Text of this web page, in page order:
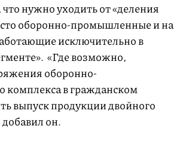
нужно уходить от «деления
оборонно-промышленные и на
исключительно в
«Где возможно,
оборонно-
в гражданском
выпуск продукции двойного
он.